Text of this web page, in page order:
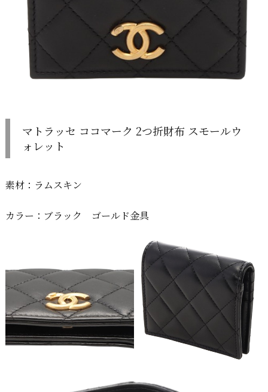
マトラッセ ココマーク 2つ折財布 スモールウ
ォレット
素材：ラムスキン
カラー：ブラック ゴールド金具